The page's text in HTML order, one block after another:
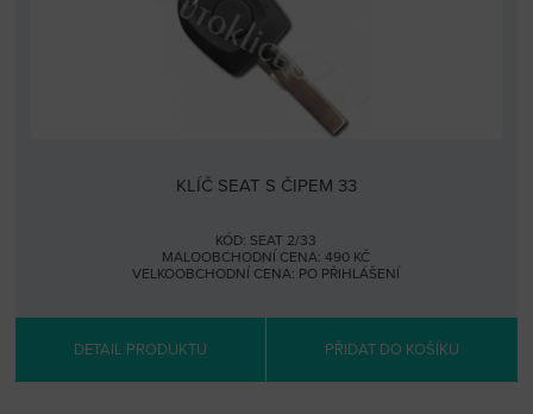
KLÍČ SEAT S ČIPEM 33
KÓD: SEAT 2/33
MALOOBCHODNÍ CENA: 490 KČ
VELKOOBCHODNÍ CENA: PO PŘIHLÁŠENÍ
DETAIL PRODUKTU PŘIDAT DO KOŠÍKU